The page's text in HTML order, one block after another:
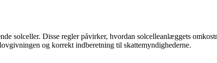
solceller. Disse regler påvirker, hvordan solcelleanlæggets
og korrekt indberetning til skattemyndighederne.